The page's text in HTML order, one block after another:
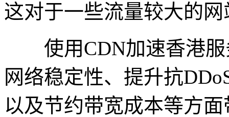
这对于一些流量较大的
使用CDN加速香港服
网络稳定性、提升抗
以及节约带宽成本等方